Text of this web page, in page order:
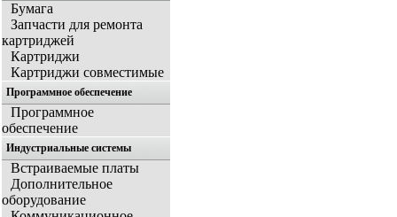
Бумага
Запчасти для ремонта
картриджей
Картриджи
Картриджи совместимые
Программное обеспечение
Программное
обеспечение
Индустриальные системы
Встраиваемые платы
Дополнительное
оборудование